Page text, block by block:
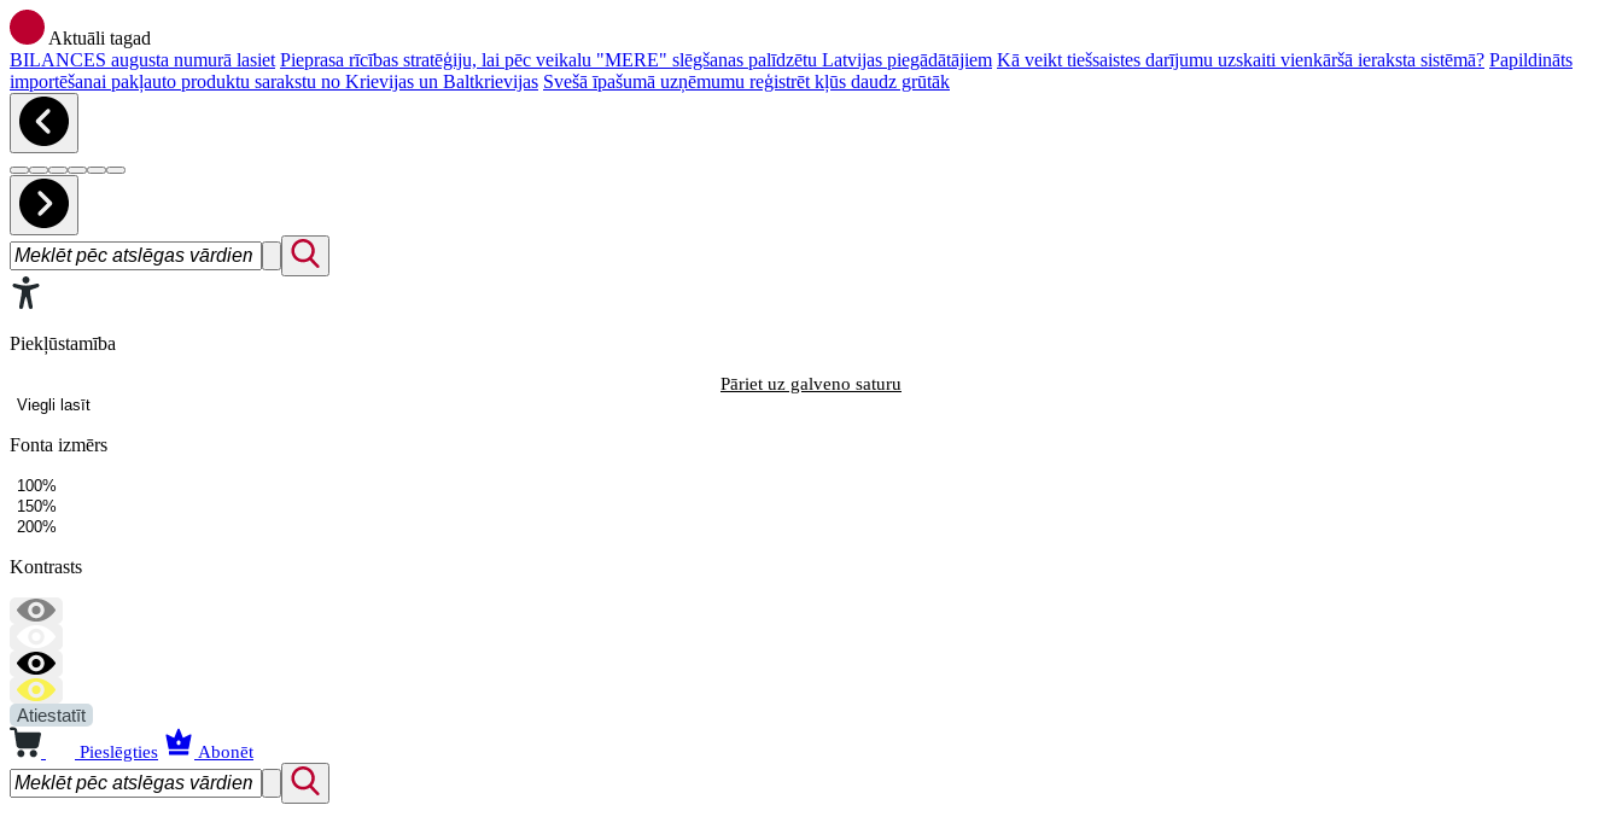
Aktuāli tagad
BILANCES augusta numurā lasiet Pieprasa rīcības stratēģiju, lai pēc veikalu "MERE" slēgšanas palīdzētu Latvijas piegādātājiem Kā veikt tiešsaistes darījumu uzskaiti vienkāršā ieraksta sistēmā? Papildināts
importēšanai pakļauto produktu sarakstu no Krievijas un Baltkrievijas Svešā īpašumā uzņēmumu reģistrēt kļūs daudz grūtāk
Piekļūstamība
Pāriet uz galveno saturu
Viegli lasīt
Fonta izmērs
100%
150%
200%
Kontrasts
Atiestatīt
Pieslēgties Abonēt